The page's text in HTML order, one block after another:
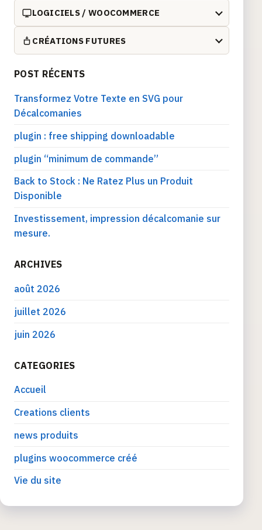
LOGICIELS / WOOCOMMERCE
CRÉATIONS FUTURES
POST RÉCENTS
Transformez Votre Texte en SVG pour
Décalcomanies
plugin : free shipping downloadable
plugin “minimum de commande”
Back to Stock : Ne Ratez Plus un Produit
Disponible
Investissement, impression décalcomanie sur
mesure.
ARCHIVES
août 2026
juillet 2026
juin 2026
CATEGORIES
Accueil
Creations clients
news produits
plugins woocommerce créé
Vie du site